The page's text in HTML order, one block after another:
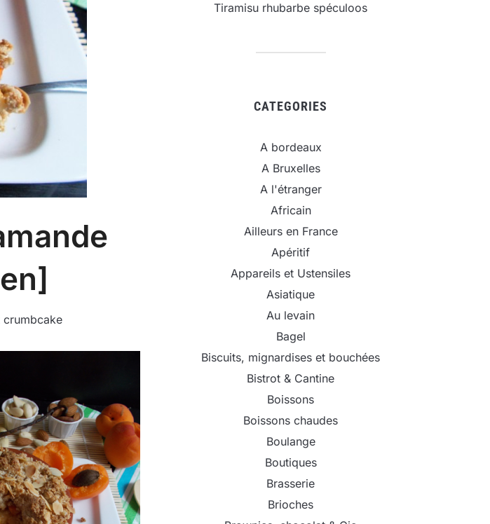
crumbcake
Tiramisu rhubarbe spéculoos
CATEGORIES
A bordeaux
A Bruxelles
A l'étranger
Africain
Ailleurs en France
Apéritif
Appareils et Ustensiles
Asiatique
Au levain
Bagel
Biscuits, mignardises et bouchées
Bistrot & Cantine
Boissons
Boissons chaudes
Boulange
Boutiques
Brasserie
Brioches